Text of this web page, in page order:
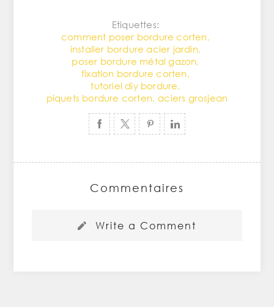
Etiquettes:
comment poser bordure corten ,
installer bordure acier jardin,
poser bordure métal gazon,
fixation bordure corten ,
tutoriel diy bordure,
piquets bordure corten, aciers grosjean
Commentaires
Write a Comment